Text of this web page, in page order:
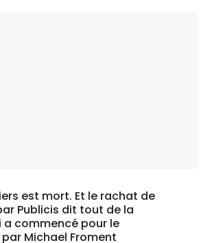
est mort. Et le rachat de
Publicis dit tout de la
commencé pour le
Michael Froment